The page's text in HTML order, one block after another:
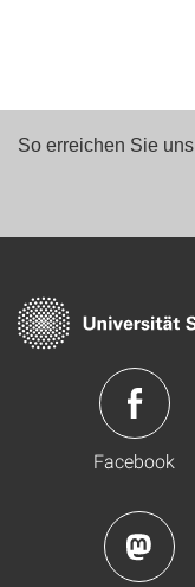
So erreichen Sie uns
Facebook